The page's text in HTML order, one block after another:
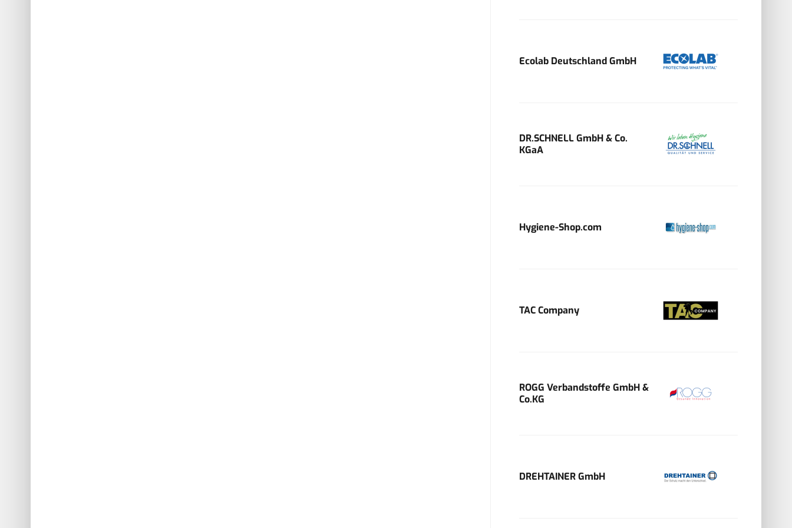
Ecolab Deutschland GmbH
DR.SCHNELL GmbH & Co.
KGaA
Hygiene-Shop.com
TAC Company
ROGG Verbandstoffe GmbH &
Co.KG
DREHTAINER GmbH